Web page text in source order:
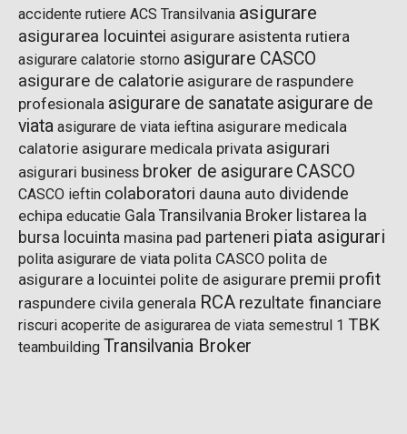
accidente rutiere ACS Transilvania asigurare
asigurarea locuintei asigurare asistenta rutiera
asigurare calatorie storno asigurare CASCO
asigurare de calatorie asigurare de raspundere
profesionala asigurare de sanatate asigurare de
viata asigurare de viata ieftina asigurare medicala
calatorie asigurare medicala privata asigurari
asigurari business broker de asigurare CASCO
CASCO ieftin colaboratori dauna auto dividende
echipa educatie Gala Transilvania Broker listarea la
bursa locuinta masina pad parteneri piata asigurari
polita asigurare de viata polita CASCO polita de
asigurare a locuintei polite de asigurare premii profit
raspundere civila generala RCA rezultate financiare
riscuri acoperite de asigurarea de viata semestrul 1 TBK
teambuilding Transilvania Broker